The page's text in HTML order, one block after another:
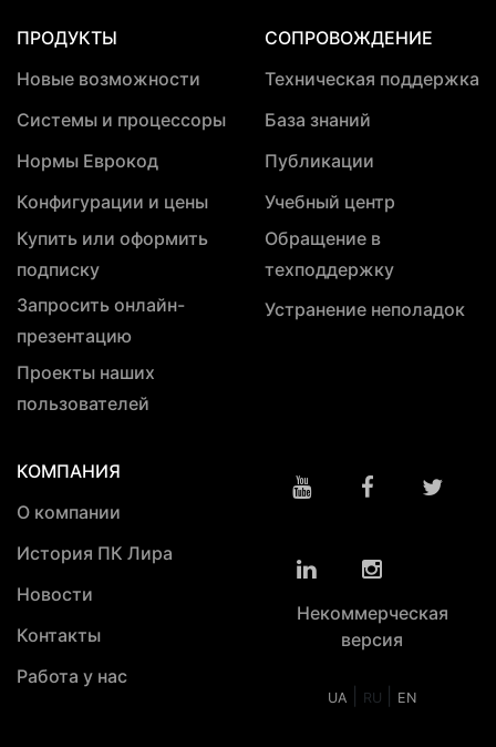
ПРОДУКТЫ
Новые возможности
Системы и процессоры
Нормы Еврокод
Конфигурации и цены
Купить или оформить
подписку
Запросить онлайн-
презентацию
Проекты наших
пользователей
СОПРОВОЖДЕНИЕ
Техническая поддержка
База знаний
Публикации
Учебный центр
Обращение в
техподдержку
Устранение неполадок
КОМПАНИЯ
О компании
История ПК Лира
Новости
Контакты
Работа у нас
Некоммерческая
версия
UA RU EN